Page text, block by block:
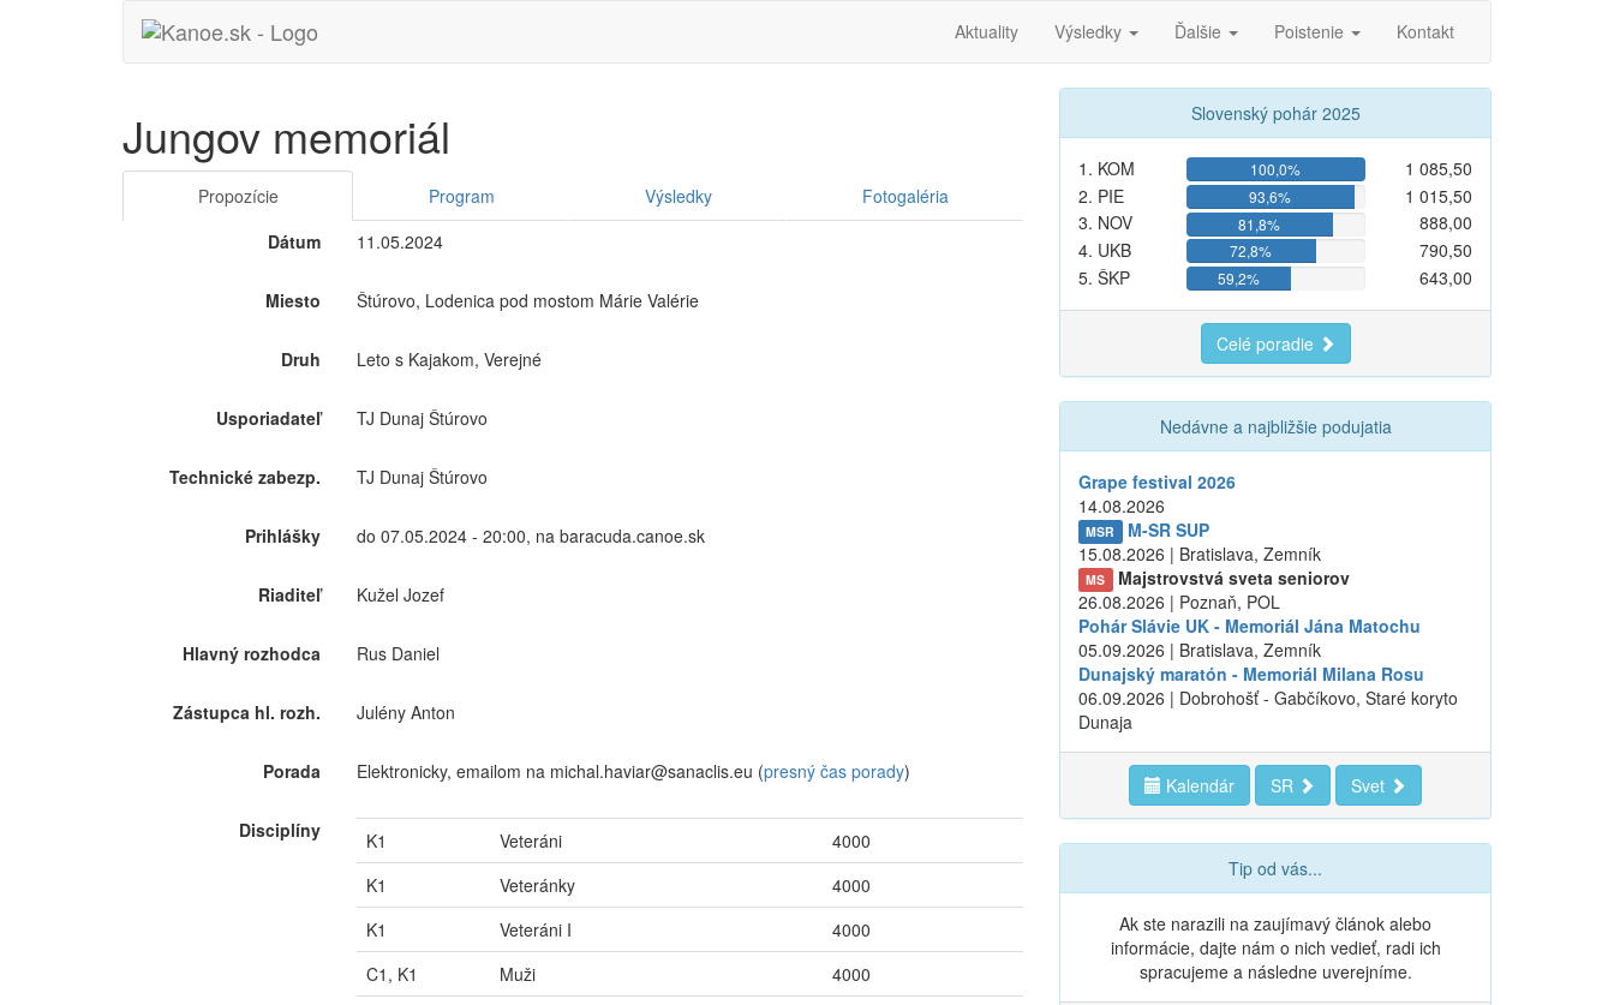
Aktuality Výsledky Ďalšie Poistenie Kontakt
Jungov memoriál
Propozície Program Výsledky
Fotogaléria
Dátum
11.05.2024
Miesto Štúrovo, Lodenica pod mostom Márie Valérie
Druh Leto s Kajakom, Verejné
Usporiadateľ TJ Dunaj Štúrovo
Technické zabezp. TJ Dunaj Štúrovo
Prihlášky do 07.05.2024 - 20:00, na baracuda.canoe.sk
Riaditeľ Kužel Jozef
Hlavný rozhodca Rus Daniel
Zástupca hl. rozh. Julény Anton
Porada Elektronicky, emailom na michal.haviar@sanaclis.eu (presný čas porady)
Disciplíny K1 Veteráni
4000
K1
Veteránky
4000
K1
Veteráni I
4000
C1, K1
Muži
4000
Slovenský pohár 2025
1. KOM 100,0%
1 085,50
2. PIE
93,6%
1 015,50
3. NOV
81,8%
888,00
4. UKB
72,8%
790,50
5. ŠKP
59,2% 643,00
Celé poradie
Nedávne a najbližšie podujatia
Grape festival 2026
14.08.2026
MSR
M-SR SUP
15.08.2026 | Bratislava, Zemník
MS
Majstrovstvá sveta seniorov
26.08.2026 | Poznaň, POL
Pohár Slávie UK - Memoriál Jána Matochu
05.09.2026 | Bratislava, Zemník
Dunajský maratón - Memoriál Milana Rosu
06.09.2026 | Dobrohošť - Gabčíkovo, Staré koryto
Dunaja
Kalendár SR Svet
Tip od vás...
Ak ste narazili na zaujímavý článok alebo
informácie, dajte nám o nich vedieť, radi ich
spracujeme a následne uverejníme.